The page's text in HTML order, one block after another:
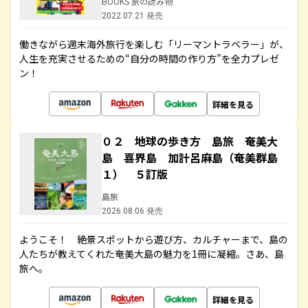
2022.07.21 発売
働きながら週末海外旅行を楽しむ「リーマントラベラー」が、
人生を充実させるための“自分の時間の作り方”を全力プレゼ
ン！
詳細を見る
０２ 地球の歩き方 島旅 奄美大
島 喜界島 加計呂麻島（奄美群島
１） ５訂版
島旅
2026.08.06 発売
ようこそ！ 絶景スポットから遊び方、カルチャーまで、島の
人たちが教えてくれた奄美大島の魅力を1冊に凝縮。さあ、島
旅へ。
詳細を見る